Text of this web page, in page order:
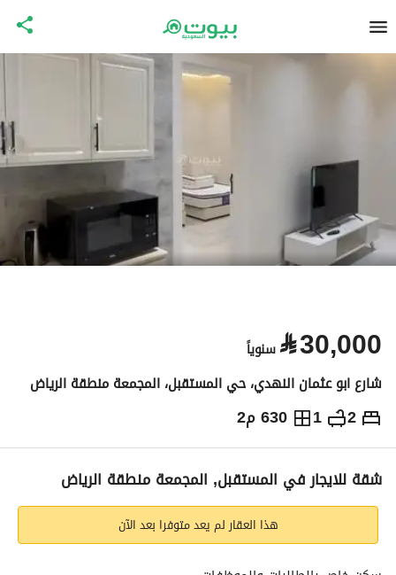
⃁30,000 سنوياً
شارع ابو عثمان النهدي، حي المستقبل، المجمعة منطقة الرياض
2
1 630 م2 ⃁
30,000سنوياً
الإعلان الاماكن القريبة
شقة للايجار في المستقبل, المجمعة منطقة الرياض
هذا العقار لم يعد متوفرا بعد الآن